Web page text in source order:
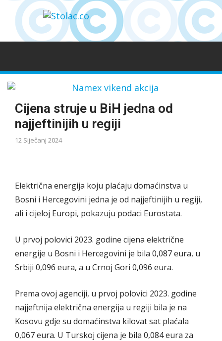
Cijena struje u BiH jedna od
najjeftinijih u regiji
12 Siječanj 2024
Električna energija koju plaćaju domaćinstva u
Bosni i Hercegovini jedna je od najjeftinijih u regiji,
ali i cijeloj Europi, pokazuju podaci Eurostata.
U prvoj polovici 2023. godine cijena električne
energije u Bosni i Hercegovini je bila 0,087 eura, u
Srbiji 0,096 eura, a u Crnoj Gori 0,096 eura.
Prema ovoj agenciji, u prvoj polovici 2023. godine
najjeftnija električna energija u regiji bila je na
Kosovu gdje su domaćinstva kilovat sat plaćala
0,067 eura. U Turskoj cijena je bila 0,084 eura za